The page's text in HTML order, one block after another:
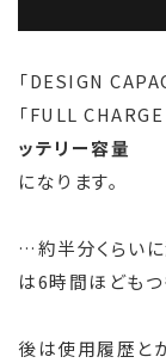
「DESIGN
「FULL
ッテリー容量
になります。
…約半分くらい
は6時間ほども
後は使用履歴と